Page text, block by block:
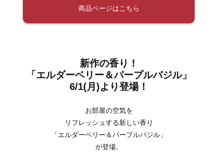
商品ページはこちら
新作の香り！
「エルダーベリー＆パープルバジル」
6/1(月)より登場！
お部屋の空気を
リフレッシュする新しい香り
「エルダーベリー＆パープルバジル」
が登場。